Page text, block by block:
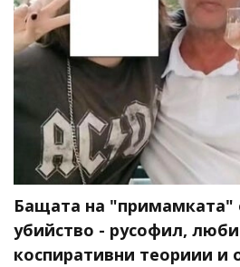
Бащата на "примамката"
убийство - русофил,
коспиративни теориии и